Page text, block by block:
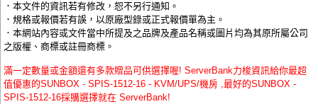
．本文件的資訊若有修改，恕不另行通知。
．規格或報價若有誤，以原廠型錄或正式報價單為主。
．本網站內容或文件當中所提及之品牌及產品名稱或圖片均為其原所屬公司
之版權、商標或註冊商標。
滿一定數量或金額還有多款贈品可供選擇喔! ServerBank力梭資訊給你最超
值優惠的SUNBOX - SPIS-1512-16 - KVM/UPS/機房 ,最好的SUNBOX -
SPIS-1512-16採購選擇就在 ServerBank!